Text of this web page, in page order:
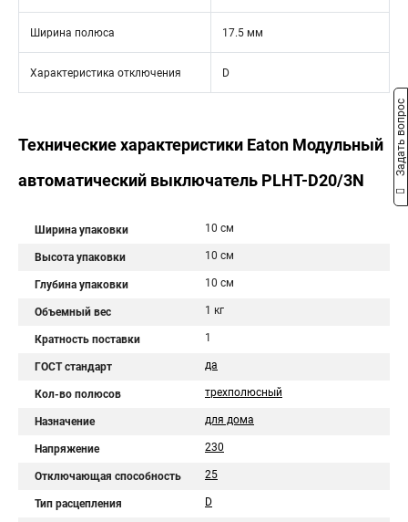
Ширина полюса 17.5 мм
Характеристика отключения D
Технические характеристики Eaton Модульный
автоматический выключатель PLHT-D20/3N
Ширина упаковки 10 см
Высота упаковки 10 см
Глубина упаковки 10 см
Объемный вес 1 кг
Кратность поставки 1
ГОСТ стандарт да
Кол-во полюсов трехполюсный
Назначение для дома
Напряжение 230
Отключающая способность 25
Тип расцепления D
Задать вопрос